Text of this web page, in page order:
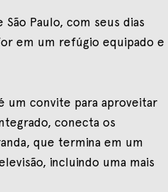
Paulo, com seus dias
em um refúgio equipado e
um convite para aproveitar
conecta os
que termina em um
incluindo uma mais